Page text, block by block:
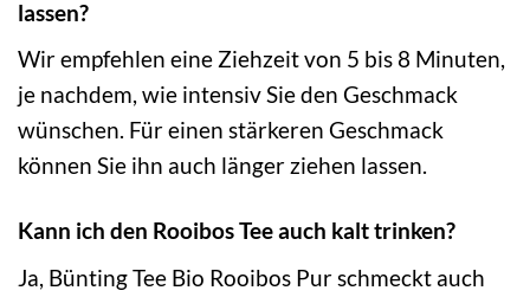
lassen?
Wir empfehlen eine Ziehzeit von 5 bis 8 Minuten,
je nachdem, wie intensiv Sie den Geschmack
wünschen. Für einen stärkeren Geschmack
können Sie ihn auch länger ziehen lassen.
Kann ich den Rooibos Tee auch kalt trinken?
Ja, Bünting Tee Bio Rooibos Pur schmeckt auch